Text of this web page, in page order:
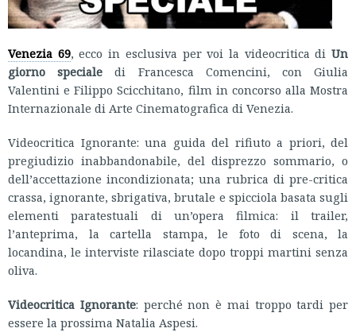
Venezia 69, ecco in esclusiva per voi la videocritica diUn
giorno speciale di Francesca Comencini, con Giulia
Valentini e Filippo Scicchitano, film in concorso alla Mostra
Internazionale di Arte Cinematografica di Venezia.
Videocritica Ignorante: una guida del rifiuto a priori, del
pregiudizio inabbandonabile, del disprezzo sommario, o
dell’accettazione incondizionata; una rubrica di pre-critica
crassa, ignorante, sbrigativa, brutale e spicciola basata sugli
elementi paratestuali di un’opera filmica: il trailer,
l’anteprima, la cartella stampa, le foto di scena, la
locandina, le interviste rilasciate dopo troppi martini senza
oliva.
Videocritica Ignorante: perché non è mai troppo tardi per
essere la prossima Natalia Aspesi.